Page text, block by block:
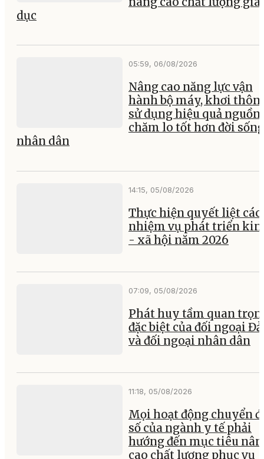
dục
05:59, 06/08/2026
Nâng cao năng lực vận
hành bộ máy, khơi
sử dụng hiệu quả nguồn
chăm lo tốt hơn đời sống
nhân dân
14:15, 05/08/2026
Thực hiện quyết liệt các
nhiệm vụ phát triển
- xã hội năm 2026
07:09, 05/08/2026
Phát huy tầm quan
đặc biệt của đối ngoại
và đối ngoại nhân dân
11:18, 05/08/2026
Mọi hoạt động chuyển
số của ngành y tế phải
hướng đến mục tiêu
cao chất lượng phục vụ